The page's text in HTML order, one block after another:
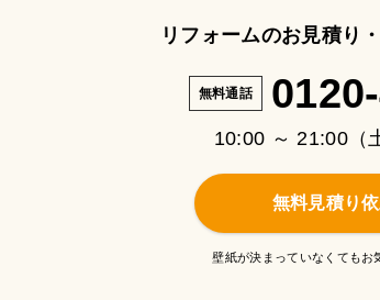
リフォームのお見積り
無料通話
10:00 ～ 21:00（
無料見積り
壁紙が決まっていなくてもお